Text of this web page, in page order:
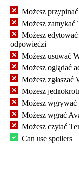
Możesz
Możesz zamykać
Możesz edytować
odpowiedzi
Możesz usuwać
Możesz oglądać
Możesz zgłaszać
Możesz
Możesz
Możesz wgrać
Możesz czytać
Can use spoilers